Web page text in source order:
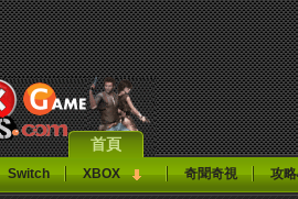
首頁
Switch XBOX 奇聞奇視 攻